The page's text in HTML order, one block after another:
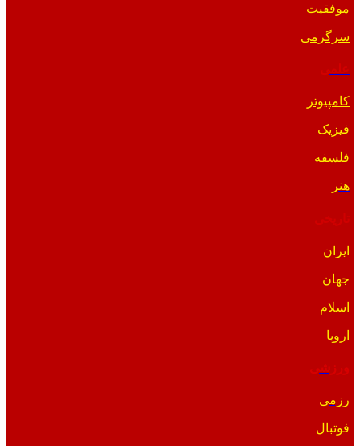
موفقیت
سرگرمی
کامپیوتر
فیزیک
فلسفه
هنر
ایران
جهان
اسلام
اروپا
ورزشی
رزمی
فوتبال